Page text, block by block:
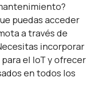
puedas acceder
a través de
incorporar
el IoT y ofrecer
en todos los